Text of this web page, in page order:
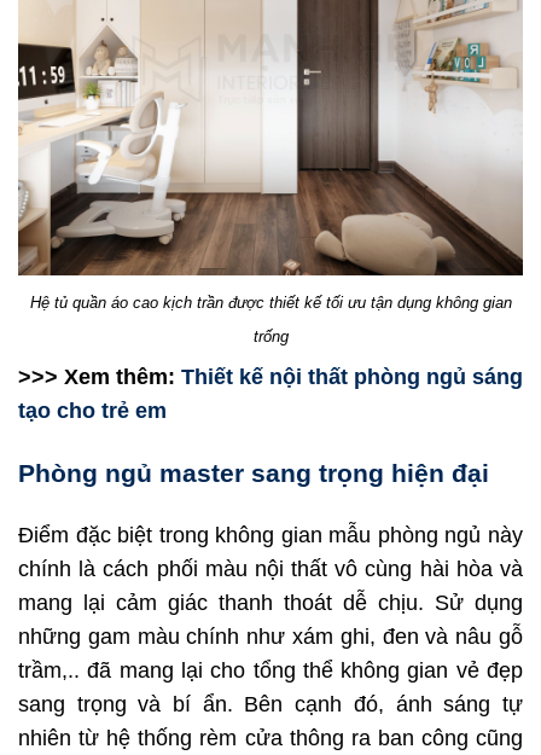
Hệ tủ quần áo cao kịch trần được thiết kế tối ưu tận dụng không gian
trống
>>> Xem thêm: Thiết kế nội thất phòng ngủ sáng
tạo cho trẻ em
Phòng ngủ master sang trọng hiện đại
Điểm đặc biệt trong không gian mẫu phòng ngủ này
chính là cách phối màu nội thất vô cùng hài hòa và
mang lại cảm giác thanh thoát dễ chịu. Sử dụng
những gam màu chính như xám ghi, đen và nâu gỗ
trầm,.. đã mang lại cho tổng thể không gian vẻ đẹp
sang trọng và bí ẩn. Bên cạnh đó, ánh sáng tự
nhiên từ hệ thống rèm cửa thông ra ban công cũng